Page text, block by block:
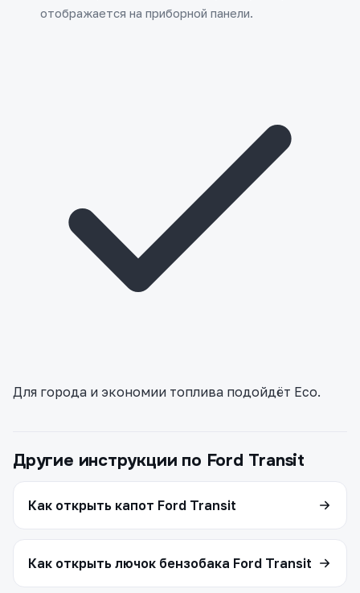
отображается на приборной панели.
Для города и экономии топлива подойдёт Eco.
Другие инструкции по Ford Transit
Как открыть капот Ford Transit
Как открыть лючок бензобака Ford Transit